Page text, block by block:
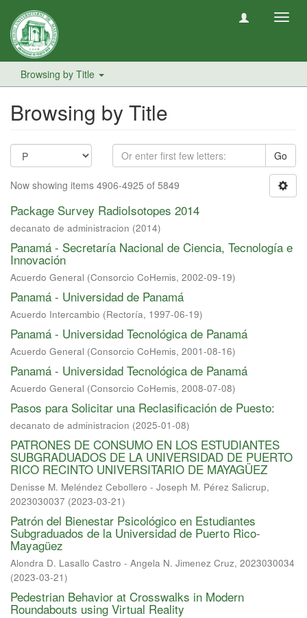
Browsing by Title
Browsing by Title
Go
Now showing items 4906-4925 of 5849
Package Survey RadioIsotopes 2014
decanato de administracion (2014)
Panamá - Secretaría Nacional de Ciencia, Tecnología e
Innovación
Acuerdo General (Consorcio CoHemis, 2002-09-19)
Panamá - Universidad de Panamá
Acuerdo Intercambio (Rectoría, 1997-06-19)
Panamá - Universidad Tecnológica de Panamá
Acuerdo General (Consorcio CoHemis, 2001-08-16)
Panamá - Universidad Tecnológica de Panamá
Acuerdo General (Consorcio CoHemis, 2008-07-08)
Pasos para Solicitar una Reclasificación de Puesto:
decanato de administracion (2025-01-08)
PATRONES DE CONSUMO EN LOS ESTUDIANTES
SUBGRADUADOS DE LA UNIVERSIDAD DE PUERTO
RICO RECINTO UNIVERSITARIO DE MAYAGÜEZ
Denisse M. Meléndez Cebollero - Joseph M. Pérez Salicrup,
2023030037 (2023-03-21)
Patrón del Bienestar Psicológico en Estudiantes
Subgraduados de la Universidad de Puerto Rico-
Mayagüez
Alondra D. Lasallo Castro - Angela N. Jimenez Cruz, 2023030034
(2023-03-21)
Pedestrian Behavior at Crosswalks in Modern
Roundabouts using Virtual Reality